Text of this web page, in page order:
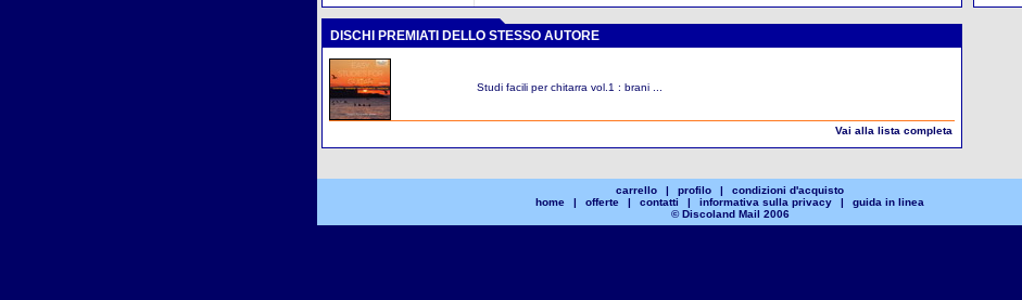
DISCHI PREMIATI DELLO STESSO AUTORE
Studi facili per chitarra vol.1 : brani ...
Vai alla lista completa
carrello | profilo |
condizioni d'acquisto
home
| offerte | contatti | informativa sulla privacy |
guida in linea
© Discoland Mail 2006